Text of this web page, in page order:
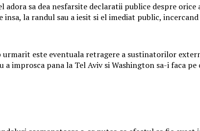
sa dea nesfarsite declaratii publice despre
la randul sau a iesit si el imediat public,
urmarit este eventuala retragere a sustinatorilor
improsca pana la Tel Aviv si Washington sa-i faca